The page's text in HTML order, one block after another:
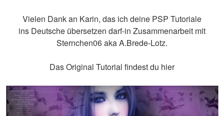
Vielen Dank an Karin, das ich deine PSP Tutoriale
ins Deutsche übersetzen darf-in Zusammenarbeit mit
Sternchen06 aka A.Brede-Lotz.
Das Original Tutorial findest du hier